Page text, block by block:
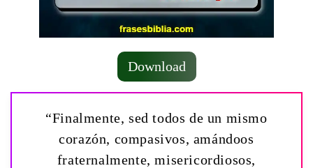
Download
“Finalmente, sed todos de un mismo
corazón, compasivos, amándoos
fraternalmente, misericordiosos,